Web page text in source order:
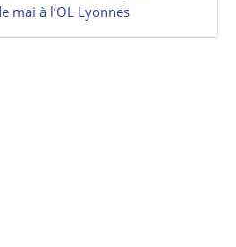
mai à l’OL Lyonnes